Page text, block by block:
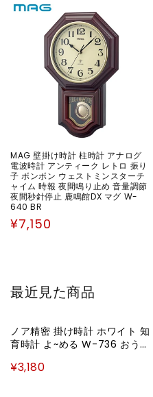
価
MAG 壁掛け時計 柱時計 アナログ
電波時計 アンティーク レトロ 振り
子 ボンボン ウェストミンスターチ
ャイム 時報 夜間鳴り止め 音量調節
夜間秒針停止 鹿鳴館DX マグ W-
640 BR
通
¥7,150
最近見た商品
ノア精密 掛け時計 ホワイト 知
育時計 よ~める W-736 おうち
り WH-Z
¥3,180